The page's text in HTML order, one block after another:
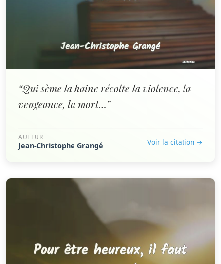
“Qui sème la haine récolte la violence, la
vengeance, la mort…”
AUTEUR
Jean-Christophe Grangé Voir la citation →